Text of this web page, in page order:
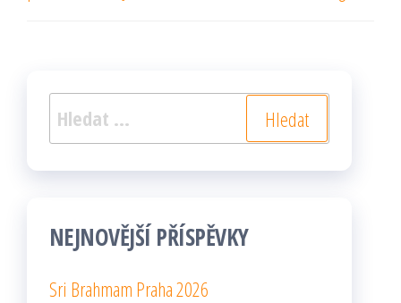
Vyhledávání
NEJNOVĚJŠÍ PŘÍSPĚVKY
Sri Brahmam Praha 2026